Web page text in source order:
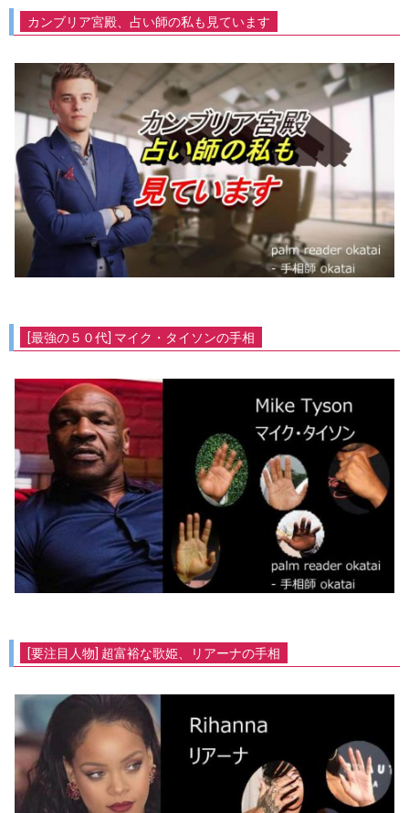
カンブリア宮殿、占い師の私も見ています
[最強の５０代] マイク・タイソンの手相
[要注目人物] 超富裕な歌姫、リアーナの手相